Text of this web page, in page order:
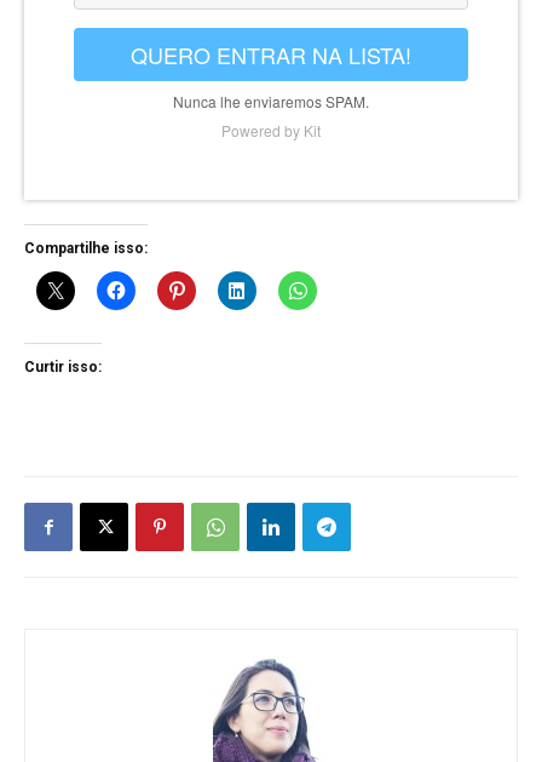
QUERO ENTRAR NA LISTA!
Nunca lhe enviaremos SPAM.
Powered by Kit
Compartilhe isso:
Curtir isso: